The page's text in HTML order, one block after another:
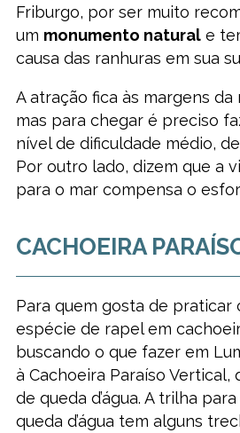
Friburgo, por ser muito
um monumento naturale
causa das ranhuras em sua
A atração fica às margens da
mas para chegar é preciso
nível de dificuldade médio,
Por outro lado, dizem que a
para o mar compensa o
CACHOEIRA
Para quem gosta de praticar
espécie de rapel em
buscando o que fazer em
à Cachoeira Paraíso Vertical,
de queda d’água. A trilha
queda d’água tem alguns